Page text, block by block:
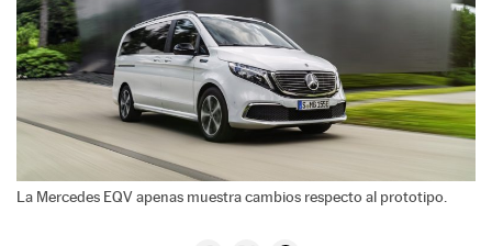
La Mercedes EQV apenas muestra cambios respecto al prototipo.